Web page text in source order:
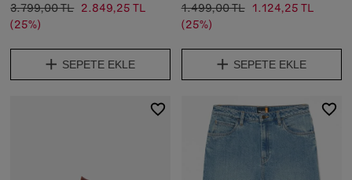
3.799,00 TL 2.849,25 TL
(25%)
SEPETE EKLE
1.499,00 TL 1.124,25 TL
(25%)
SEPETE EKLE